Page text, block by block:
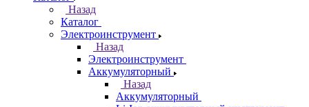
Назад
Каталог
Электроинструмент
Назад
Электроинструмент
Аккумуляторный
Назад
Аккумуляторный